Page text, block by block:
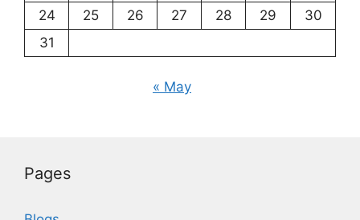
24
25 26 27 28 29
30
31
« May
Pages